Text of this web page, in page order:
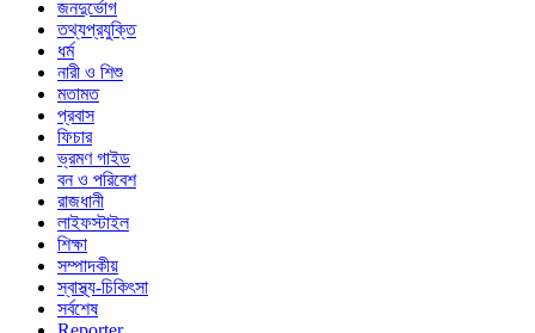
জনদুর্ভোগ
তথ্যপ্রযুক্তি
ধর্ম
নারী ও শিশু
মতামত
প্রবাস
ফিচার
ভ্রমণ গাইড
বন ও পরিবেশ
রাজধানী
লাইফস্টাইল
শিক্ষা
সম্পাদকীয়
স্বাস্থ্য-চিকিৎসা
সর্বশেষ